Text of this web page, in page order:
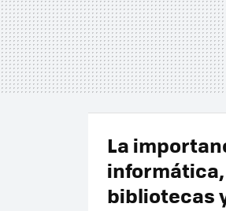
La
bibliotecas